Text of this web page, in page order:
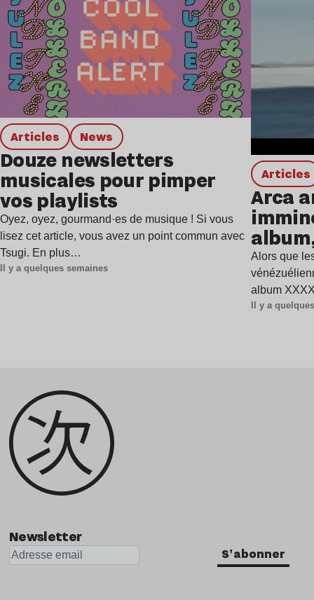
Articles news
Douze newsletters
musicales pour pimper
vos playlists
Oyez, oyez, gourmand·es de musique ! Si vous
lisez cet article, vous avez un point commun avec
Tsugi. En plus…
Il y a quelques semaines
Articles
Arca
Alors que
album
Il y a
Newsletter
S'abonner